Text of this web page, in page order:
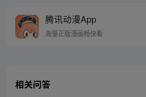
腾讯动漫App
海量正版漫画畅快看
相关问答